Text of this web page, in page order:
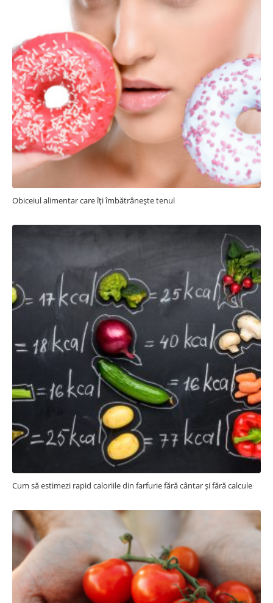
Obiceiul alimentar care îți îmbătrânește tenul
Cum să estimezi rapid caloriile din farfurie fără cântar și fără calcule